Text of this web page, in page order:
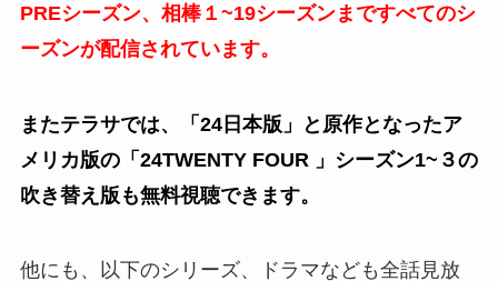
PREシーズン、相棒１~19シーズンまですべてのシ
ーズンが配信されています。
またテラサでは、「24日本版」と原作となったア
メリカ版の「24TWENTY FOUR 」シーズン1~３の
吹き替え版も無料視聴できます。
他にも、以下のシリーズ、ドラマなども全話見放